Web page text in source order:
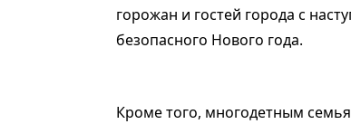
горожан и гостей города с
безопасного Нового года.
Кроме того, многодетным